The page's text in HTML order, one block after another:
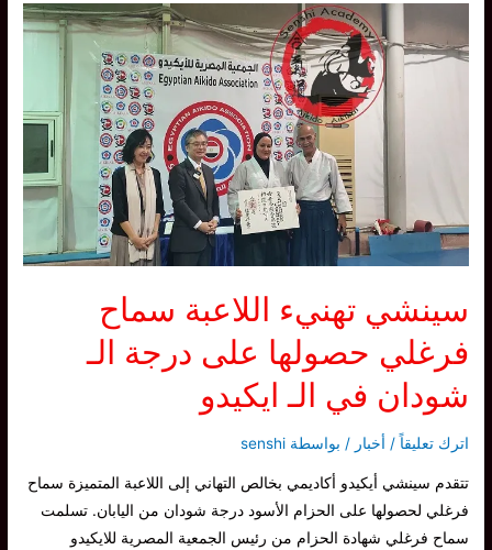
محمد
الـ
ايكيدو
سينشي تهنيء اللاعبة سماح
فرغلي حصولها على درجة الـ
شودان في الـ ايكيدو
اترك تعليقاً / أخبار / بواسطة senshi
تتقدم سينشي أيكيدو أكاديمي بخالص التهاني إلى اللاعبة المتميزة سماح
فرغلي لحصولها على الحزام الأسود درجة شودان من اليابان. تسلمت
سماح فرغلي شهادة الحزام من رئيس الجمعية المصرية للايكيدو